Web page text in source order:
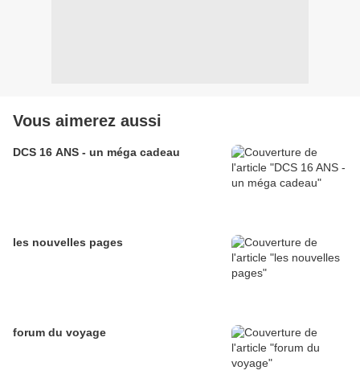
Vous aimerez aussi
DCS 16 ANS - un méga cadeau
les nouvelles pages
forum du voyage